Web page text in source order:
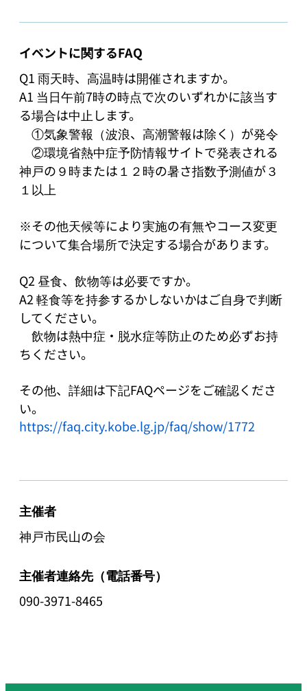
イベントに関するFAQ
Q1 雨天時、高温時は開催されますか。
A1 当日午前7時の時点で次のいずれかに該当す
る場合は中止します。
①気象警報（波浪、高潮警報は除く）が発令
②環境省熱中症予防情報サイトで発表される
神戸の９時または１２時の暑さ指数予測値が３
１以上
※その他天候等により実施の有無やコース変更
について集合場所で決定する場合があります。
Q2 昼食、飲物等は必要ですか。
A2 軽食等を持参するかしないかはご自身で判断
してください。
飲物は熱中症・脱水症等防止のため必ずお持
ちください。
その他、詳細は下記FAQページをご確認くださ
https://faq.city.kobe.lg.jp/faq/show/1772
主催者
神戸市民山の会
主催者連絡先（電話番号）
090-3971-8465